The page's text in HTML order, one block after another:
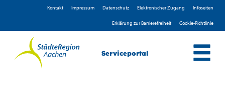
Zum Hauptinhalt springen
Zum Hauptinhalt
Kontakt Impressum D­atenschutz Elektronischer Zugang Infoseiten
Erklärung zur Barrierefreiheit Cookie-Richtlinie
Serviceportal